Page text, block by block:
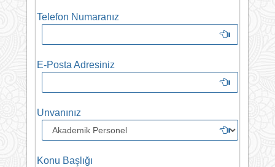
Telefon Numaranız
E-Posta Adresiniz
Unvanınız
Konu Başlığı